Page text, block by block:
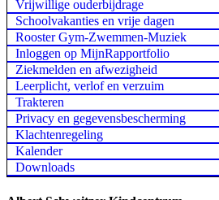
Vrijwillige ouderbijdrage
Schoolvakanties en vrije dagen
Rooster Gym-Zwemmen-Muziek
Inloggen op MijnRapportfolio
Ziekmelden en afwezigheid
Leerplicht, verlof en verzuim
Trakteren
Privacy en gegevensbescherming
Klachtenregeling
Kalender
Downloads